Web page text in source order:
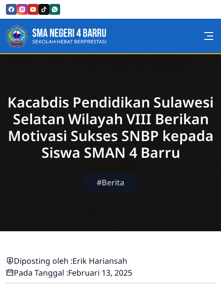
Skip to Content
SMA Negeri 4 Barru
Kacabdis Pendidikan Sulawesi
Selatan Wilayah VIII Berikan
Motivasi Sukses SNBP kepada
Siswa SMAN 4 Barru
#Berita
Diposting oleh :Erik Hariansah
Pada Tanggal :Februari 13, 2025